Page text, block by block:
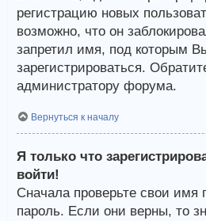
регистрацию новых
возможно, что он
запретил имя, под которым
зарегистрироваться.
администратору форума.
Вернуться к началу
Я только что
войти!
Сначала проверьте свои имя
пароль. Если они верны, то